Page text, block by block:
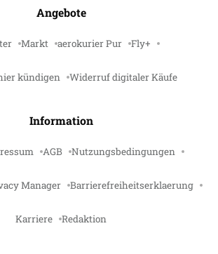
Angebote
Markt aerokurier Pur Fly+
kündigen Widerruf digitaler Käufe
Information
AGB Nutzungsbedingungen
Manager Barrierefreiheitserklaerung
Karriere Redaktion